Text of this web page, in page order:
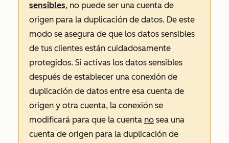
sensibles, no puede ser una cuenta de
origen para la duplicación de datos. De este
modo se asegura de que los datos sensibles
de tus clientes están cuidadosamente
protegidos. Si activas los datos sensibles
después de establecer una conexión de
duplicación de datos entre esa cuenta de
origen y otra cuenta, la conexión se
modificará para que la cuenta no sea una
cuenta de origen para la duplicación de